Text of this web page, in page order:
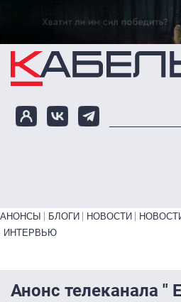
Перейти к основному
Primary links bottom
АНОНСЫ БЛОГИ НОВОСТИ
ИНТЕРВЬЮ
Анонс телеканала "